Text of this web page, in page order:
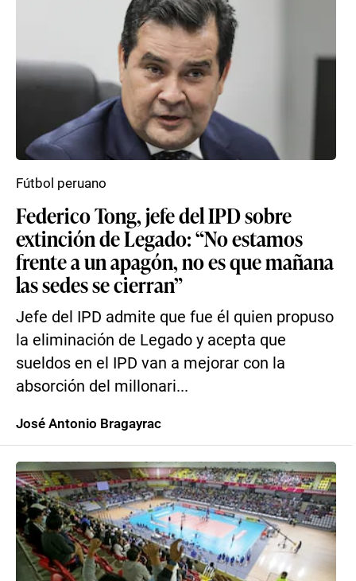
Federico Tong, jefe del IPD sobre
extinción de Legado: “No estamos
frente a un apagón, no es que mañana
las sedes se cierran”
Jefe del IPD admite que fue él quien propuso
la eliminación de Legado y acepta que
sueldos en el IPD van a mejorar con la
absorción del millonari...
Fútbol peruano
José Antonio Bragayrac